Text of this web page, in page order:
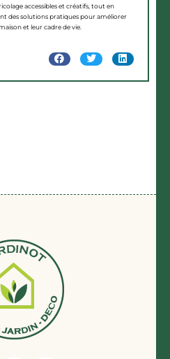
accessibles et créatifs, tout en
des solutions pratiques pour améliorer
et leur cadre de vie.